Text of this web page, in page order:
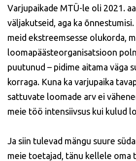
Varjupaikade MTÜ-le oli 2021.
väljakutseid, aga ka
meid ekstreemsesse olukorda,
loomapäästeorganisatsioon
puutunud – pidime aitama väga
korraga. Kuna ka varjupaika
sattuvate loomade arv ei
meie töö intensiivsus kui kulud
Ja siin tulevad mängu suure
meie toetajad, tänu kellele oma